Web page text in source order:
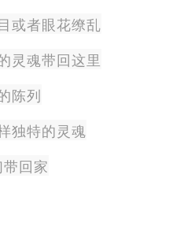
或者眼花缭乱
灵魂带回这里
陈列
独特的灵魂
回家